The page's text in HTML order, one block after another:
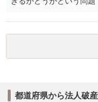
ち詐欺被害金の占める
に振り分けられる可能
が判明して破産・免責
が非免責債権に該当す
も、被害者との関係で
都道府県から法人破